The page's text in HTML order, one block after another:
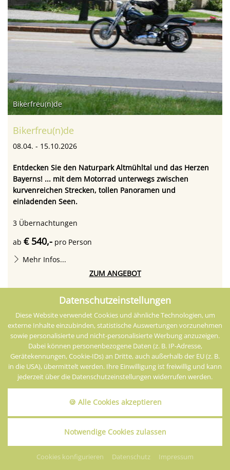
Datenschutzeinstellungen
Diese Website verwendet Cookies und ähnliche Technologien, um
externe Inhalte einzubinden, statistische Auswertungen vorzunehmen
sowie personalisierte und nicht-personalisierte Werbung anzuzeigen.
Dabei können personenbezogene Daten (z. B. IP-Adresse,
Gerätekennungen, Cookie-IDs) an Dritte, auch außerhalb der EU (z. B.
in die USA), übermittelt werden. Ihre Einwilligung ist freiwillig und kann
jederzeit über die Datenschutzeinstellungen widerrufen werden.
🍪 Alle Cookies akzeptieren
Notwendige Cookies zulassen
Cookies konfigurieren Datenschutz Impressum
Bikerfreu(n)de
Bikerfreu(n)de
08.04. - 15.10.2026
Entdecken Sie den Naturpark Altmühltal und das Herzen
Bayerns! ... mit dem Motorrad unterwegs zwischen
kurvenreichen Strecken, tollen Panoramen und
einladenden Seen.
3 Übernachtungen
ab € 540,- pro Person
Mehr Infos...
ZUM ANGEBOT
ANFRAGEN
BUCHEN